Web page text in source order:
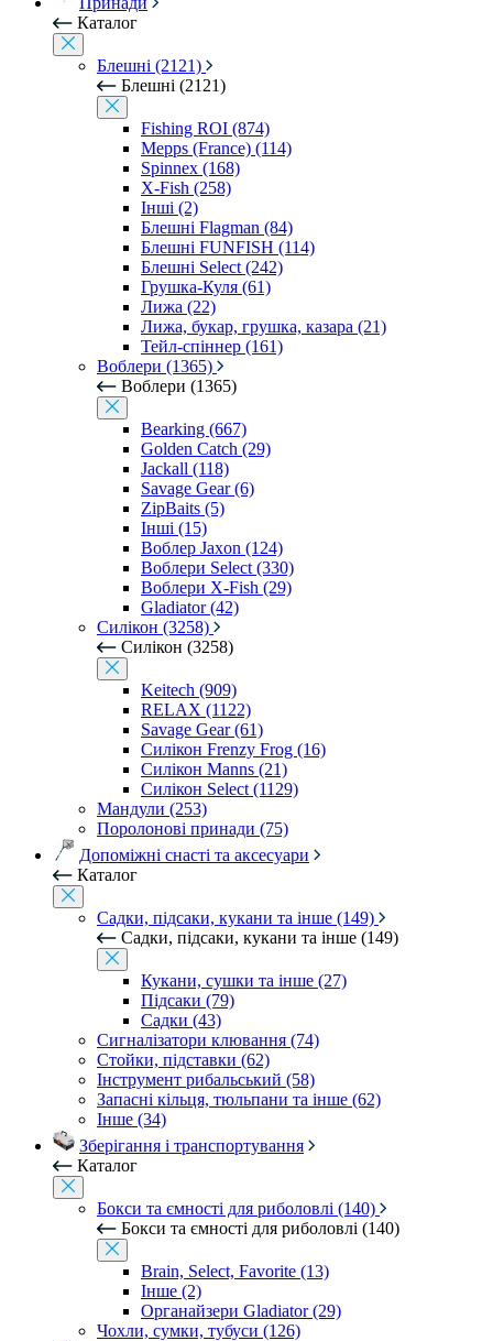
Каталог
Блешні (2121)
Блешні (2121)
Fishing ROI (874)
Mepps (France) (114)
Spinnex (168)
X-Fish (258)
Інші (2)
Блешні Flagman (84)
Блешні FUNFISH (114)
Блешні Select (242)
Грушка-Куля (61)
Лижа (22)
Лижа, букар, грушка, казара (21)
Тейл-спіннер (161)
Воблери (1365)
Воблери (1365)
Bearking (667)
Golden Catch (29)
Jackall (118)
Savage Gear (6)
ZipBaits (5)
Інші (15)
Воблер Jaxon (124)
Воблери Select (330)
Воблери X-Fish (29)
Gladiator (42)
Силікон (3258)
Силікон (3258)
Keitech (909)
RELAX (1122)
Savage Gear (61)
Силікон Frenzy Frog (16)
Силікон Manns (21)
Силікон Select (1129)
Мандули (253)
Поролонові принади (75)
Допоміжні снасті та аксесуари
Каталог
Садки, підсаки, кукани та інше (149)
Садки, підсаки, кукани та інше (149)
Кукани, сушки та інше (27)
Підсаки (79)
Садки (43)
Сигналізатори клювання (74)
Стойки, підставки (62)
Інструмент рибальський (58)
Запасні кільця, тюльпани та інше (62)
Інше (34)
Зберігання і транспортування
Каталог
Бокси та ємності для риболовлі (140)
Бокси та ємності для риболовлі (140)
Brain, Select, Favorite (13)
Інше (2)
Органайзери Gladiator (29)
Чохли, сумки, тубуси (126)